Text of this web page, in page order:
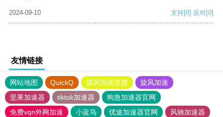
2024-09-10 支持[0] 反对[0]
友情链接
网站地图 QuickQ 旋风加速度器
旋风加速
坚果加速器
tiktok加速器
狗急加速器官网
免费vqn外网加速
小蓝鸟 优途加速器官网
风驰加速器